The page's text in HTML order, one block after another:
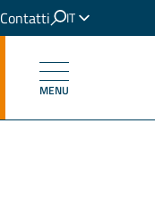
Contatti
IT
EN
MENU